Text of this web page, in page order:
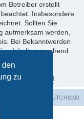
den
zu
Betreiber erstellt
Insbesondere
Sollten Sie
aufmerksam werden,
Bei Bekanntwerden
Inhalte umgehend
generator.html
UTC+02:00
phpBB Limited